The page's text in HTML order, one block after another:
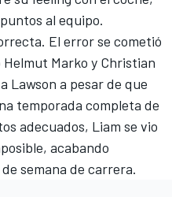
al equipo.
El error se cometió
Marko y Christian
Lawson a pesar de que
temporada completa de
adecuados, Liam se vio
acabando
semana de carrera.